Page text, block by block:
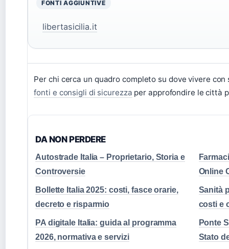
FONTI AGGIUNTIVE
libertasicilia.it
Per chi cerca un quadro completo su dove vivere
fonti e consigli di sicurezza per approfondire le città
DA NON PERDERE
Autostrade Italia – Proprietario, Storia e
Controversie
Online
Bollette Italia 2025: costi, fasce orarie,
decreto e risparmio
Sanità
costi e
PA digitale Italia: guida al programma
2026, normativa e servizi
Ponte
Stato